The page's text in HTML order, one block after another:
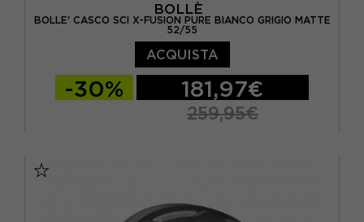
BOLLÈ
BOLLE' CASCO SCI X-FUSION PURE BIANCO GRIGIO MATTE
52/55
ACQUISTA
-30% 181,97€
259,95€